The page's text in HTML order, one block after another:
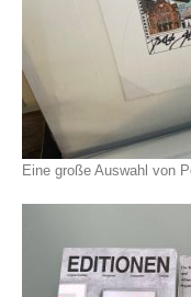
Eine große Auswahl von